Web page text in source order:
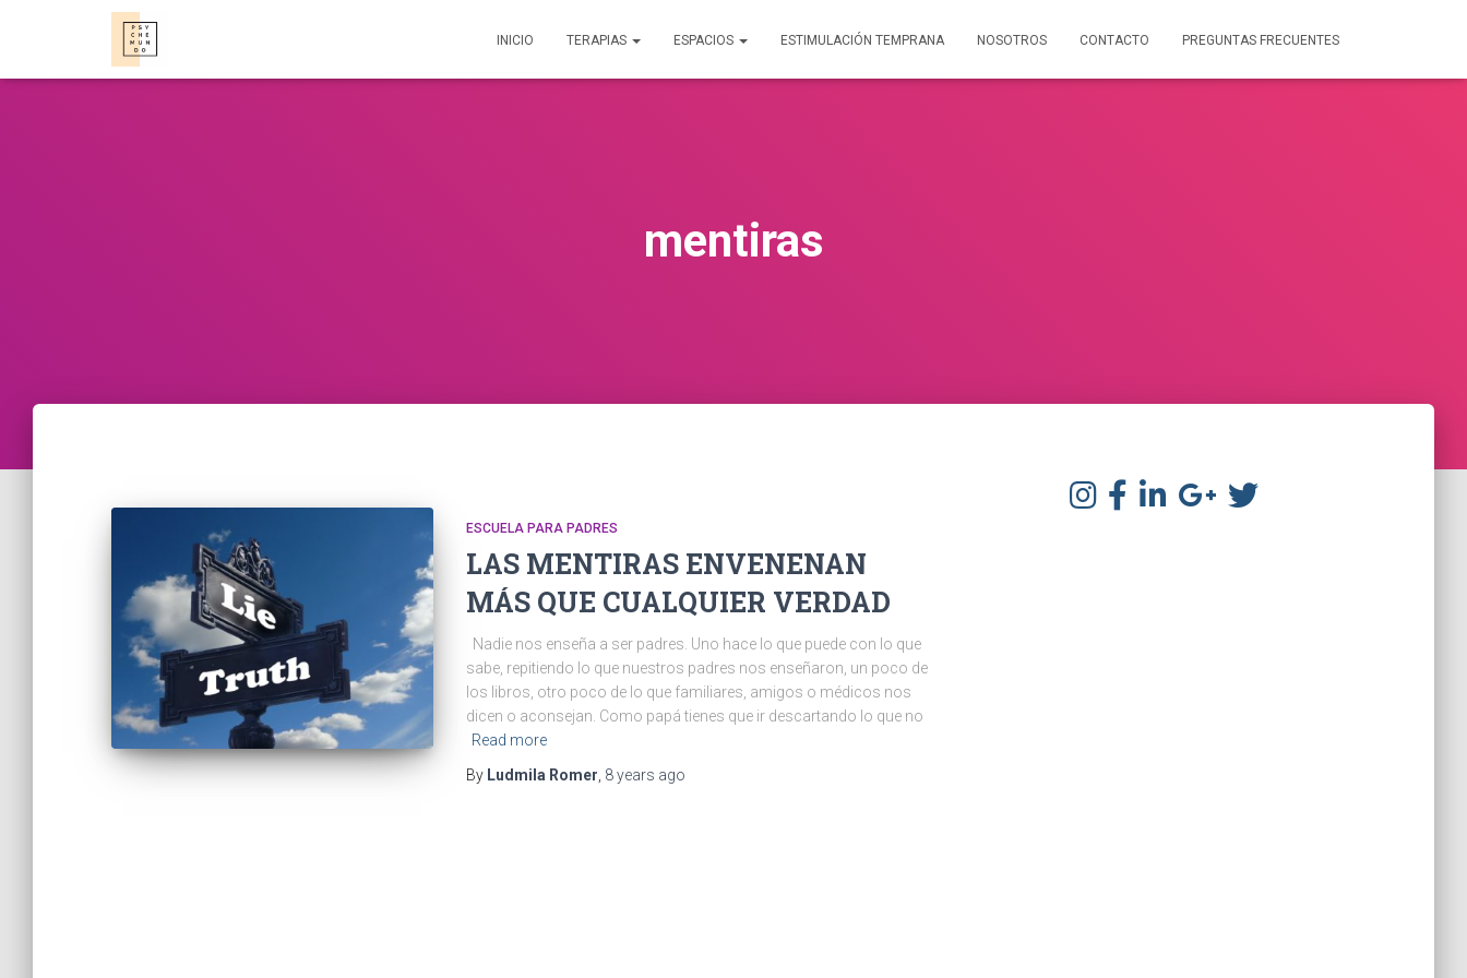
INICIO TERAPIAS ESPACIOS ESTIMULACIÓN TEMPRANA NOSOTROS CONTACTO PREGUNTAS FRECUENTES
mentiras
ESCUELA PARA PADRES
LAS MENTIRAS ENVENENAN
MÁS QUE CUALQUIER VERDAD
Nadie nos enseña a ser padres. Uno hace lo que puede con lo que
sabe, repitiendo lo que nuestros padres nos enseñaron, un poco de
los libros, otro poco de lo que familiares, amigos o médicos nos
dicen o aconsejan. Como papá tienes que ir descartando lo que no
Read more
By Ludmila Romer 8 years ago